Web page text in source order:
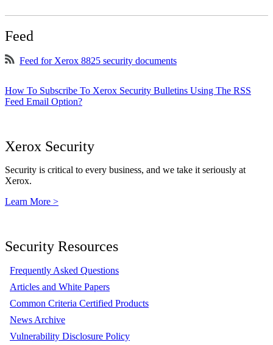
Feed
Feed for Xerox 8825 security documents
How To Subscribe To Xerox Security Bulletins Using The RSS
Feed Email Option?
Xerox Security
Security is critical to every business, and we take it seriously at
Xerox.
Learn More >
Security Resources
Frequently Asked Questions
Articles and White Papers
Common Criteria Certified Products
News Archive
Vulnerability Disclosure Policy